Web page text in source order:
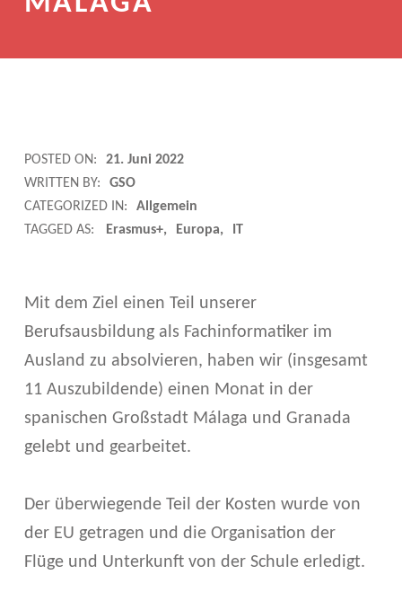
E
R
A
M
U
S
+
F
Ü
R
I
POSTED ON:
21. Juni 2022
WRITTEN BY:
GSO
CATEGORIZED IN:
Allgemein
TAGGED AS:
Erasmus+ Europa IT
Mit dem Ziel einen Teil unserer
Berufsausbildung als Fachinformatiker im
Ausland zu absolvieren, haben wir (insgesamt
11 Auszubildende) einen Monat in der
spanischen Großstadt Málaga und Granada
gelebt und gearbeitet.
Der überwiegende Teil der Kosten wurde von
der EU getragen und die Organisation der
Flüge und Unterkunft von der Schule erledigt.